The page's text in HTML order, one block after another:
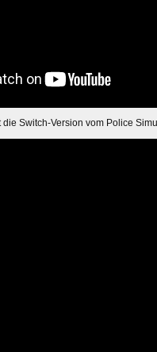
Switch-Version vom Police